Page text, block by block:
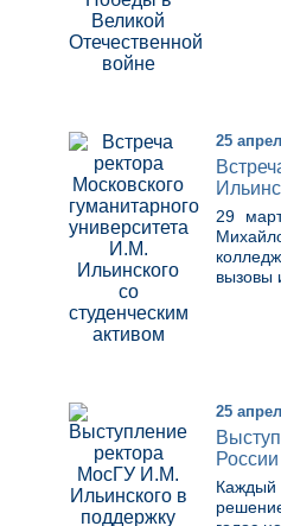
25
29
вызовы
25
Каждый